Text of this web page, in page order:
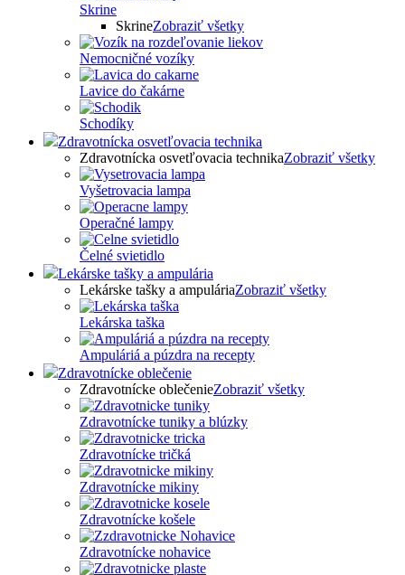
Skrine
SkrineZobraziť všetky
Nemocničné vozíky
Lavice do čakárne
Schodíky
Zdravotnícka osvetľovacia technika
Zdravotnícka osvetľovacia technikaZobraziť všetky
Vyšetrovacia lampa
Operačné lampy
Čelné svietidlo
Lekárske tašky a ampulária
Lekárske tašky a ampuláriaZobraziť všetky
Lekárska taška
Ampuláriá a púzdra na recepty
Zdravotnícke oblečenie
Zdravotnícke oblečenieZobraziť všetky
Zdravotnícke tuniky a blúzky
Zdravotnícke tričká
Zdravotnícke mikiny
Zdravotnícke košele
Zdravotnícke nohavice